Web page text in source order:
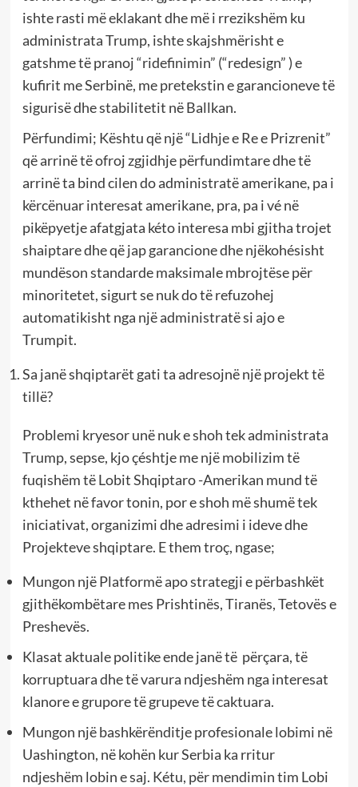
ishte rasti më eklakant dhe më i rrezikshëm ku
administrata Trump, ishte skajshmërisht e
gatshme të pranoj “ridefinimin” (“redesign” ) e
kufirit me Serbinë, me pretekstin e garancioneve të
sigurisë dhe stabilitetit në Ballkan.
Përfundimi; Kështu që një “Lidhje e Re e Prizrenit”
që arrinë të ofroj zgjidhje përfundimtare dhe të
arrinë ta bind cilen do administratë amerikane, pa i
kërcënuar interesat amerikane, pra, pa i vé në
pikëpyetje afatgjata kéto interesa mbi gjitha trojet
shaiptare dhe që jap garancione dhe njëkohésisht
mundëson standarde maksimale mbrojtëse për
minoritetet, sigurt se nuk do të refuzohej
automatikisht nga një administratë si ajo e
Trumpit.
Sa janë shqiptarët gati ta adresojnë një projekt të
tillë?
Problemi kryesor unë nuk e shoh tek administrata
Trump, sepse, kjo çéshtje me një mobilizim të
fuqishëm të Lobit Shqiptaro -Amerikan mund të
kthehet në favor tonin, por e shoh më shumë tek
iniciativat, organizimi dhe adresimi i ideve dhe
Projekteve shqiptare. E them troç, ngase;
Mungon një Platformë apo strategji e përbashkët
gjithëkombëtare mes Prishtinës, Tiranës, Tetovës e
Preshevës.
Klasat aktuale politike ende janë të përçara, të
korruptuara dhe të varura ndjeshëm nga interesat
klanore e grupore të grupeve të caktuara.
Mungon një bashkërënditje profesionale lobimi në
Uashington, në kohën kur Serbia ka rritur
ndjeshëm lobin e saj. Kétu, për mendimin tim Lobi